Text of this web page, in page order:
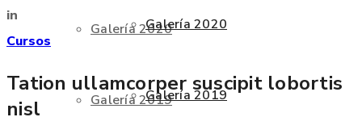
Galería 2020
Galería 2019
Galería 2020
Galería 2019
in
Cursos
Tation ullamcorper suscipit lobortis
nisl